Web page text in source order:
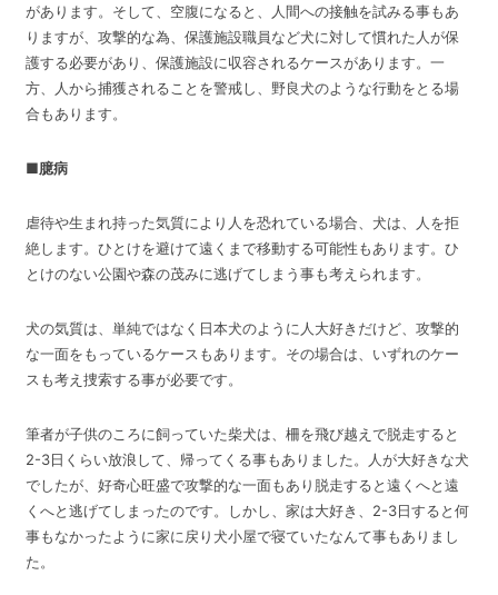
があります。そして、空腹になると、人間への接触を試みる事もあ
りますが、攻撃的な為、保護施設職員など犬に対して慣れた人が保
護する必要があり、保護施設に収容されるケースがあります。一
方、人から捕獲されることを警戒し、野良犬のような行動をとる場
合もあります。
■臆病
虐待や生まれ持った気質により人を恐れている場合、犬は、人を拒
絶します。ひとけを避けて遠くまで移動する可能性もあります。ひ
とけのない公園や森の茂みに逃げてしまう事も考えられます。
犬の気質は、単純ではなく日本犬のように人大好きだけど、攻撃的
な一面をもっているケースもあります。その場合は、いずれのケー
スも考え捜索する事が必要です。
筆者が子供のころに飼っていた柴犬は、柵を飛び越えで脱走すると
2-3日くらい放浪して、帰ってくる事もありました。人が大好きな犬
でしたが、好奇心旺盛で攻撃的な一面もあり脱走すると遠くへと遠
くへと逃げてしまったのです。しかし、家は大好き、2-3日すると何
事もなかったように家に戻り犬小屋で寝ていたなんて事もありまし
た。